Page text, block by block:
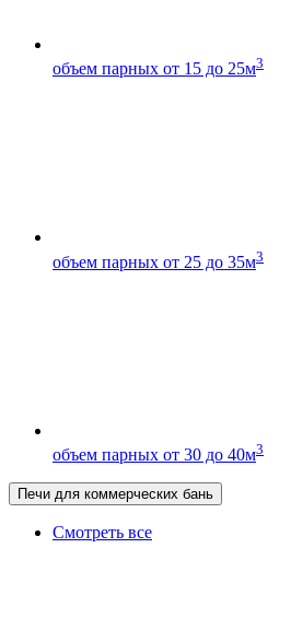
объем парных от 15 до 25м3
объем парных от 25 до 35м3
объем парных от 30 до 40м3
Печи для коммерческих бань
Смотреть все